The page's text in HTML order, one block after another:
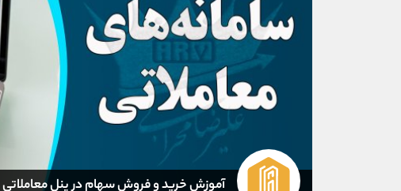
آموزش خرید و فروش سهام در پنل معاملاتی